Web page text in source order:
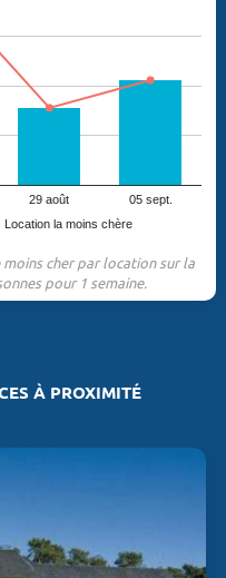
Location la moins chère
29 août 05 sept.
cher par location sur la
pour 1 semaine.
À PROXIMITÉ